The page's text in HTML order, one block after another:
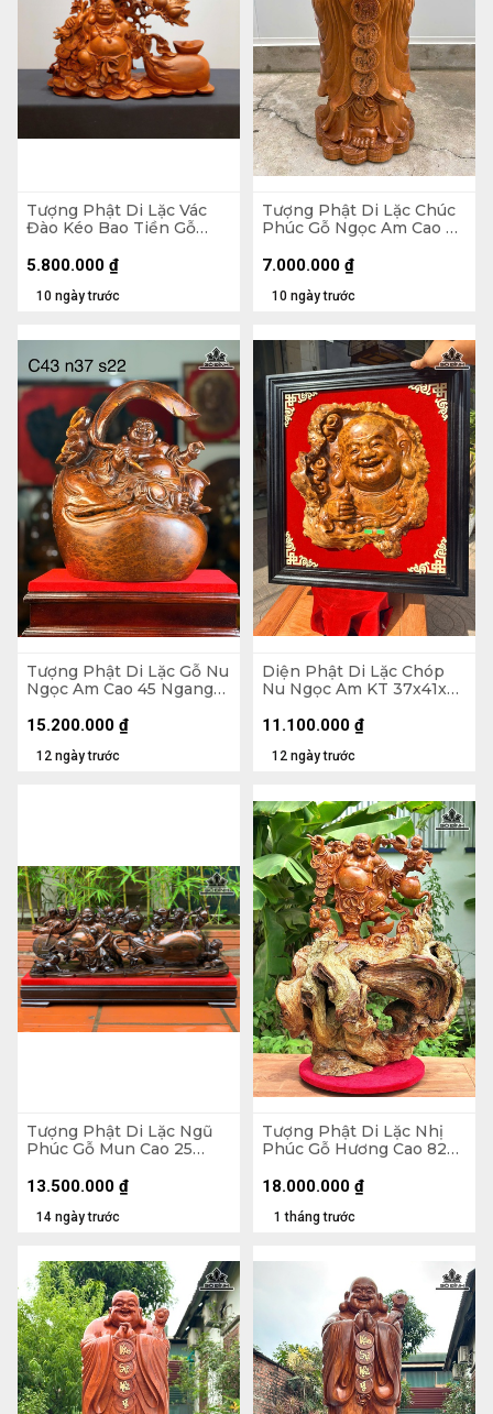
Tượng Phật Di Lặc Vác
Đào Kéo Bao Tiền Gỗ
Sâu 18 (cm)
10 ngày trước
5.800.000 ₫
Tượng Phật Di Lặc Chúc
Phúc Gỗ Ngọc Am Cao 90
10 ngày trước
7.000.000 ₫
Tượng Phật Di Lặc Gỗ Nu
Ngọc Am Cao 45 Ngang
12 ngày trước
15.200.000 ₫
Diện Phật Di Lặc Chóp
Nu Ngọc Am KT 37x41x7
12 ngày trước
11.100.000 ₫
Tượng Phật Di Lặc Ngũ
Phúc Gỗ Mun Cao 25
14 ngày trước
13.500.000 ₫
Tượng Phật Di Lặc Nhị
Phúc Gỗ Hương Cao 82
1 tháng trước
18.000.000 ₫